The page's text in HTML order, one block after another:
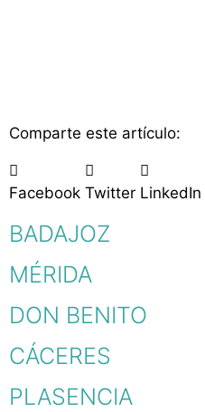
Comparte este artículo:
Facebook Twitter LinkedIn
BADAJOZ
MÉRIDA
DON BENITO
CÁCERES
PLASENCIA